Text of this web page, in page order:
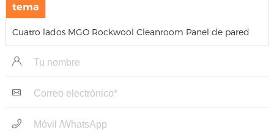
tema
Cuatro lados MGO Rockwool Cleanroom Panel de pared
de sán.